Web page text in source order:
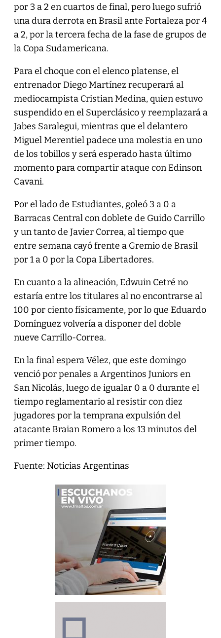
por 3 a 2 en cuartos de final, pero luego sufrió
una dura derrota en Brasil ante Fortaleza por 4
a 2, por la tercera fecha de la fase de grupos de
la Copa Sudamericana.
Para el choque con el elenco platense, el
entrenador Diego Martínez recuperará al
mediocampista Cristian Medina, quien estuvo
suspendido en el Superclásico y reemplazará a
Jabes Saralegui, mientras que el delantero
Miguel Merentiel padece una molestia en uno
de los tobillos y será esperado hasta último
momento para compartir ataque con Edinson
Cavani.
Por el lado de Estudiantes, goleó 3 a 0 a
Barracas Central con doblete de Guido Carrillo
y un tanto de Javier Correa, al tiempo que
entre semana cayó frente a Gremio de Brasil
por 1 a 0 por la Copa Libertadores.
En cuanto a la alineación, Edwuin Cetré no
estaría entre los titulares al no encontrarse al
100 por ciento físicamente, por lo que Eduardo
Domínguez volvería a disponer del doble
nueve Carrillo-Correa.
En la final espera Vélez, que este domingo
venció por penales a Argentinos Juniors en
San Nicolás, luego de igualar 0 a 0 durante el
tiempo reglamentario al resistir con diez
jugadores por la temprana expulsión del
atacante Braian Romero a los 13 minutos del
primer tiempo.
Fuente: Noticias Argentinas